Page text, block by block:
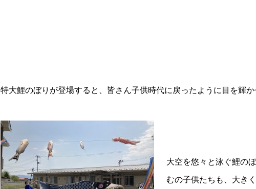
特大鯉のぼりが登場すると、皆さん子供時代に戻ったように目を輝
大空を悠々と泳ぐ鯉の
むの子供たちも、大き